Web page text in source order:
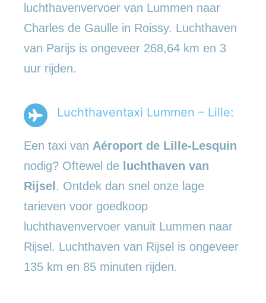
luchthavenvervoer van Lummen naar
Charles de Gaulle in Roissy. Luchthaven
van Parijs is ongeveer 268,64 km en 3
uur rijden.
Luchthaventaxi Lummen – Lille:
Een taxi van Aéroport de Lille-Lesquin
nodig? Oftewel de luchthaven van
Rijsel . Ontdek dan snel onze lage
tarieven voor goedkoop
luchthavenvervoer vanuit Lummen naar
Rijsel. Luchthaven van Rijsel is ongeveer
135 km en 85 minuten rijden.